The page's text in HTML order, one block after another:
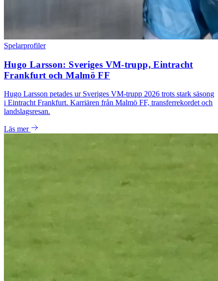
Spelarprofiler
Hugo Larsson: Sveriges VM-trupp, Eintracht
Frankfurt och Malmö FF
Hugo Larsson petades ur Sveriges VM-trupp 2026 trots stark säsong
i Eintracht Frankfurt. Karriären från Malmö FF, transferrekordet och
landslagsresan.
Läs mer